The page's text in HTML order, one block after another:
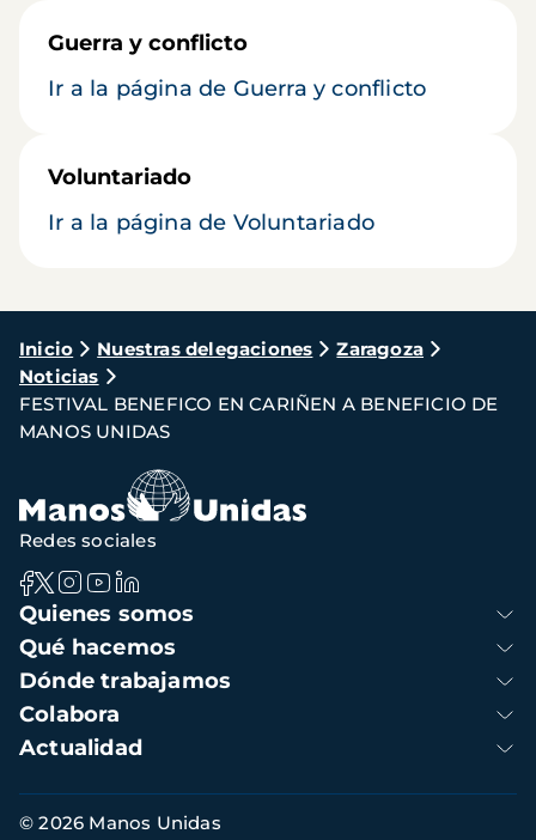
Guerra y conflicto
Ir a la página de Guerra y conflicto
Voluntariado
Ir a la página de Voluntariado
Ruta
de
navegación
Inicio Nuestras delegaciones
Zaragoza
Noticias
FESTIVAL BENEFICO EN CARIÑEN A BENEFICIO DE
MANOS UNIDAS
Navegación
principal
Quienes somos
Qué hacemos
Dónde trabajamos
Colabora
Actualidad
Redes sociales
Información
© 2026 Manos Unidas